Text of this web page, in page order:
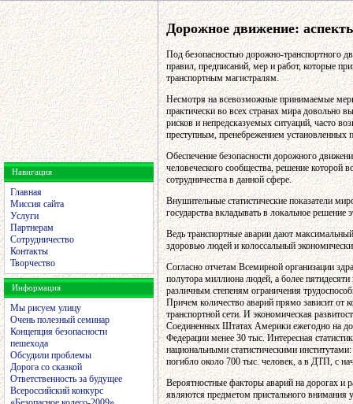
Навигация
Главная
Миссия сайта
Услуги
Партнерам
Сотрудничество
Контакты
Творчество
Информация
Мы рисуем улицу
Очень полезный семинар
Концепция безопасности
пешехода
Обсудили проблемы
Дорога со сказкой
Ответственность за будущее
Всероссийский конкурс
Дорожное движение:
Под безопасностью дорожно-транспортного
правил, предписаний, мер и работ, которые
транспортным магистралям.
Несмотря на всевозможные принимаемые
практически во всех странах мира довольно
рисков и непредсказуемых ситуаций, часто
преступным, пренебрежением
Обеспечение безопасности дорожного
человеческого сообщества, решение которой
сотрудничества в данной сфере.
Внушительные статистические показатели
государства вкладывать в локальное решение
Ведь транспортные аварии дают
здоровью людей и колоссальный
Согласно отчетам Всемирной организации
полутора миллиона людей, а более
различным степеням ограничения
Причем количество аварий прямо зависит от
транспортной сети. И экономическая
Соединенных Штатах Америки ежегодно на
Федерации менее 30 тыс. Интересная
национальными статистическими
погибло около 700 тыс. человек, а в ДТП, с
Вероятностные факторы аварий на дорогах и
являются предметом пристального внимания